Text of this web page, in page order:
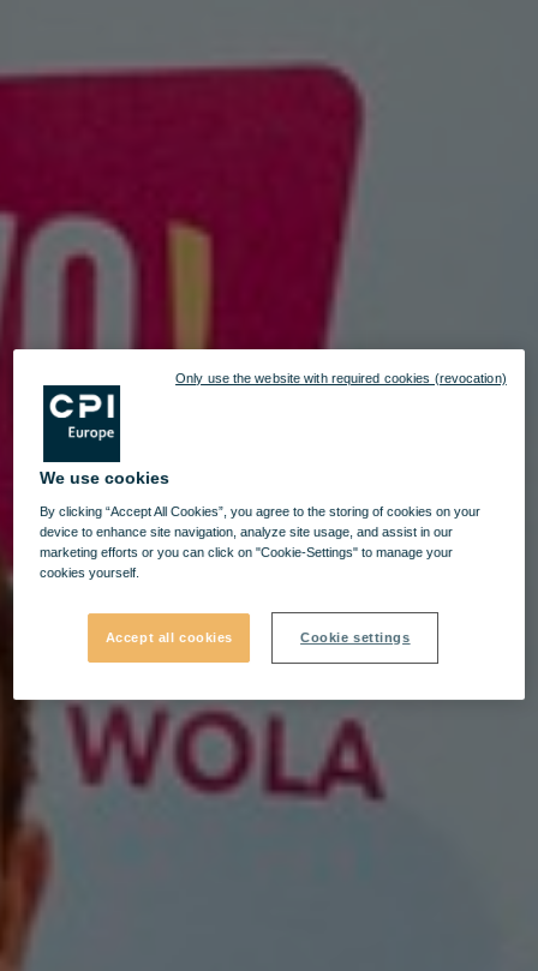
We use cookies
By clicking “Accept All Cookies”, you agree to the storing of cookies on your
device to enhance site navigation, analyze site usage, and assist in our
marketing efforts or you can click on "Cookie-Settings" to manage your
cookies yourself.
Accept all cookies Cookie settings
Only use the website with required cookies (revocation)